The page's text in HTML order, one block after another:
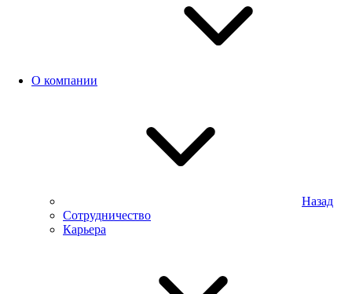
О компании
Назад
Сотрудничество
Карьера